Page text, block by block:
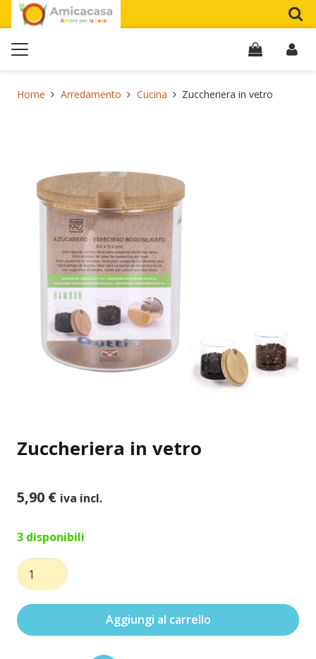
Home Arredamento Cucina Zuccheriera in vetro
Zuccheriera in vetro
5,90 € iva incl.
3 disponibili
Zuccheriera
in
vetro
quantità
Aggiungi al carrello